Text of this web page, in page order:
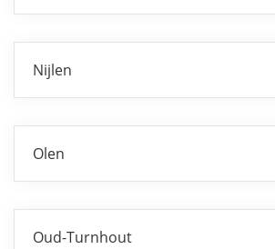
Nijlen
Olen
Oud-Turnhout